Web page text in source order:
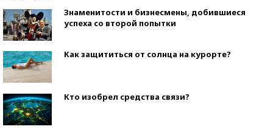
Знаменитости и бизнесмены, добившиеся
успеха со второй попытки
Как защититься от солнца на курорте?
Кто изобрел средства связи?